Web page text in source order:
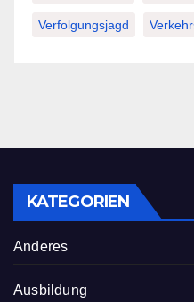
Verfolgungsjagd
KATEGORIEN
Anderes
Ausbildung